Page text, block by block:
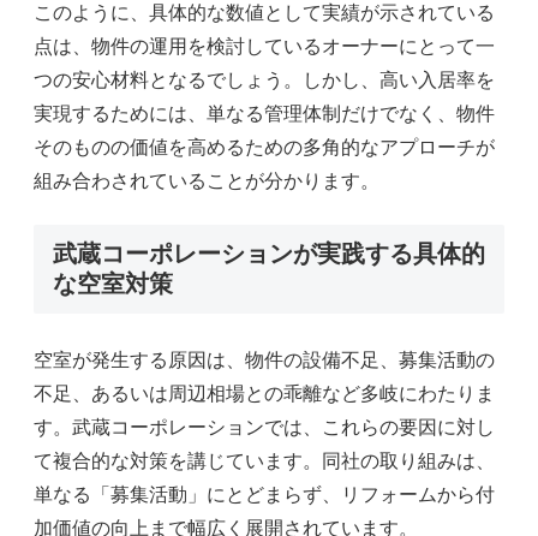
このように、具体的な数値として実績が示されている
点は、物件の運用を検討しているオーナーにとって一
つの安心材料となるでしょう。しかし、高い入居率を
実現するためには、単なる管理体制だけでなく、物件
そのものの価値を高めるための多角的なアプローチが
組み合わされていることが分かります。
武蔵コーポレーションが実践する具体的
な空室対策
空室が発生する原因は、物件の設備不足、募集活動の
不足、あるいは周辺相場との乖離など多岐にわたりま
す。武蔵コーポレーションでは、これらの要因に対し
て複合的な対策を講じています。同社の取り組みは、
単なる「募集活動」にとどまらず、リフォームから付
加価値の向上まで幅広く展開されています。